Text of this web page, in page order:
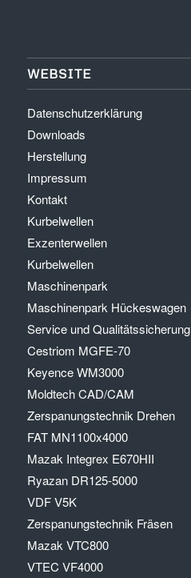
WEBSITE
Datenschutzerklärung
Downloads
Herstellung
Impressum
Kontakt
Kurbelwellen
Exzenterwellen
Kurbelwellen
Maschinenpark
Maschinenpark Hückeswagen
Service und Qualitätssicherung
Cestriom MGFE-70
Keyence WM3000
Moldtech CAD/CAM
Zerspanungstechnik Drehen
FAT MN1100x4000
Mazak Integrex E670HII
Ryazan DR125-5000
VDF V5K
Zerspanungstechnik Fräsen
Mazak VTC800
VTEC VF4000